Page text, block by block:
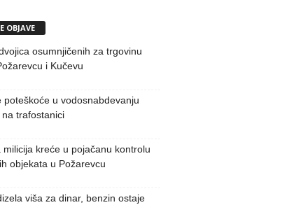
OBJAVE
osumnjičenih za trgovinu
i Kučevu
poteškoće u vodosnabdevanju
trafostanici
milicija kreće u pojačanu kontrolu
objekata u Požarevcu
viša za dinar, benzin ostaje